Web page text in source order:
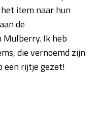
item naar hun
de
Mulberry. Ik heb
die vernoemd zijn
een rijtje gezet!